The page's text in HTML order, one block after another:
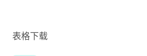
表格下载